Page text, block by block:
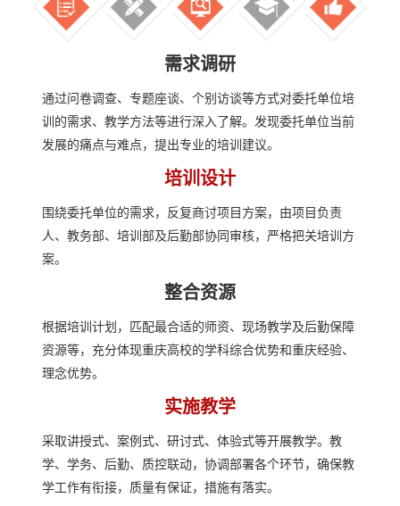
需求调研
通过问卷调查、专题座谈、个别访谈等方式对委托单位培
训的需求、教学方法等进行深入了解。发现委托单位当前
发展的痛点与难点，提出专业的培训建议。
培训设计
围绕委托单位的需求，反复商讨项目方案，由项目负责
人、教务部、培训部及后勤部协同审核，严格把关培训方
案。
整合资源
根据培训计划，匹配最合适的师资、现场教学及后勤保障
资源等，充分体现重庆高校的学科综合优势和重庆经验、
理念优势。
实施教学
采取讲授式、案例式、研讨式、体验式等开展教学。教
学、学务、后勤、质控联动，协调部署各个环节，确保教
学工作有衔接，质量有保证，措施有落实。